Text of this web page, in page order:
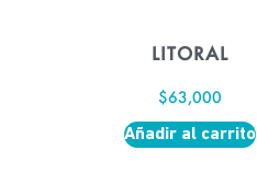
LITORAL
$63,000
Añadir al carrito